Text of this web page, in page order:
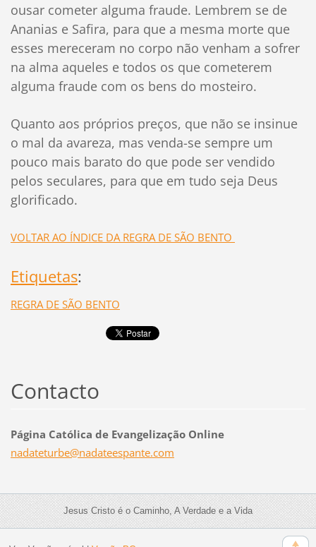
ousar cometer alguma fraude. Lembrem se de
Ananias e Safira, para que a mesma morte que
esses mereceram no corpo não venham a sofrer
na alma aqueles e todos os que cometerem
alguma fraude com os bens do mosteiro.
Quanto aos próprios preços, que não se insinue
o mal da avareza, mas venda-se sempre um
pouco mais barato do que pode ser vendido
pelos seculares, para que em tudo seja Deus
glorificado.
VOLTAR AO ÍNDICE DA REGRA DE SÃO BENTO
Etiquetas:
REGRA DE SÃO BENTO
Contacto
Página Católica de Evangelização Online
nadateturbe@nadateespante.com
Jesus Cristo é o Caminho, A Verdade e a Vida